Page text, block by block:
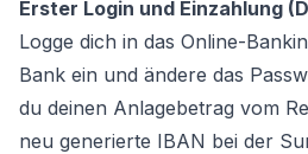
Erster Login und Einzahlung
Logge dich in das Online-
Bank ein und ändere das
du deinen Anlagebetrag vom
neu generierte IBAN bei der